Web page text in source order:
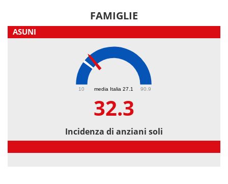
FAMIGLIE
ASUNI
media Italia 27.1
10 90.9
32.3
Incidenza di anziani soli